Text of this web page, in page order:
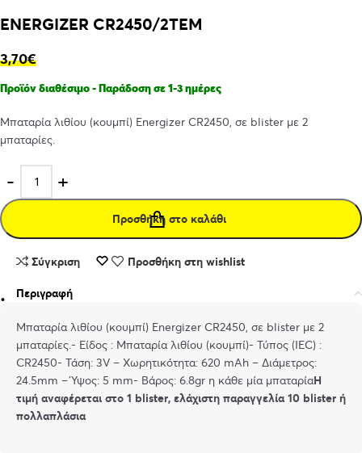
ENERGIZER CR2450/2TEM
3,70€
Προϊόν διαθέσιμο - Παράδοση σε 1-3 ημέρες
Μπαταρία λιθίου (κουμπί) Energizer CR2450, σε blister με 2
μπαταρίες.
Προσθήκη στο καλάθι
Σύγκριση Προσθήκη στη wishlist
Περιγραφή
Μπαταρία λιθίου (κουμπί) Energizer CR2450, σε blister με 2
μπαταρίες.- Είδος : Μπαταρία λιθίου (κουμπί)- Τύπος (IEC) :
CR2450- Τάση: 3V – Χωρητικότητα: 620 mAh – Διάμετρος:
24.5mm – Ύψος: 5 mm- Βάρος: 6.8gr η κάθε μία μπαταρίαΗ
τιμή αναφέρεται στο 1 blister, ελάχιστη παραγγελία 10 blister ή
πολλαπλάσια